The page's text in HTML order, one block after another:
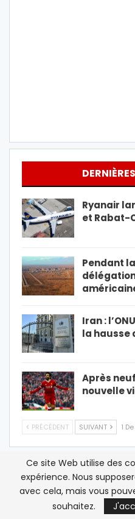
Ryanair
et Rabat-
Pendant
Iran :
la hausse
Après
nouvelle
PRÉCÉDENT SUIVANT 1
LES
France/ Polisario:
Ce site Web utilise des
expérience. Nous
avec cela, mais vous
souhaitez.